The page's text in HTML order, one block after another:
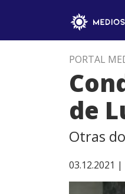
PORTAL
de
Otras
03.12.2021 |